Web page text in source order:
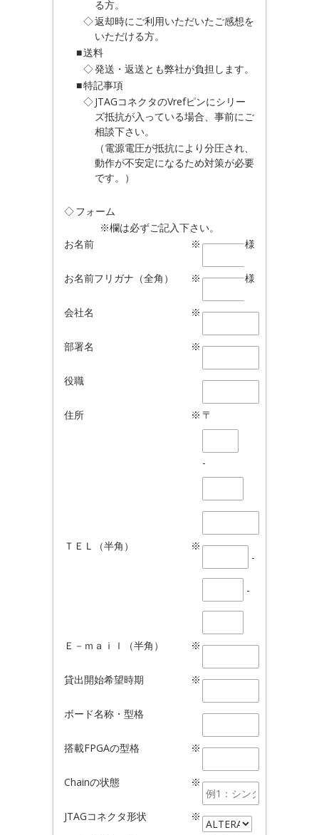
る方。
◇返却時にご利用いただいたご感想を
いただける方。
■送料
◇発送・返送とも弊社が負担します。
■特記事項
◇JTAGコネクタのVrefピンにシリー
ズ抵抗が入っている場合、事前にご
相談下さい。
（電源電圧が抵抗により分圧され、
動作が不安定になるため対策が必要
です。）
◇フォーム
※欄は必ずご記入下さい。
お名前
※ 様
お名前フリガナ（全角） ※ 様
会社名 ※
部署名 ※
役職
住所 ※ 〒
-
ＴＥＬ（半角）
※
-
-
Ｅ－ｍａｉｌ（半角） ※
貸出開始希望時期 ※
ボード名称・型格
搭載FPGAの型格 ※
Chainの状態 ※
JTAGコネクタ形状
※